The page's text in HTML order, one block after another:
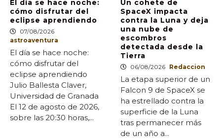
El día se hace noche:
cómo disfrutar del
eclipse aprendiendo
07/08/2026
astroaventura
El día se hace noche:
cómo disfrutar del
eclipse aprendiendo
Julio Ballesta Claver,
Universidad de Granada
El 12 de agosto de 2026,
sobre las 20:30 horas,...
Un cohete de
SpaceX impacta
contra la Luna y deja
una nube de
escombros
detectada desde la
Tierra
06/08/2026 Redaccion
La etapa superior de un
Falcon 9 de SpaceX se
ha estrellado contra la
superficie de la Luna
tras permanecer más
de un año a...